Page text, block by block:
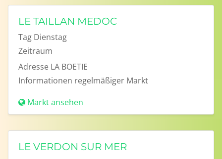
LE TAILLAN MEDOC
Tag Dienstag
Zeitraum
Adresse LA BOETIE
Informationen regelmäßiger Markt
Markt ansehen
LE VERDON SUR MER